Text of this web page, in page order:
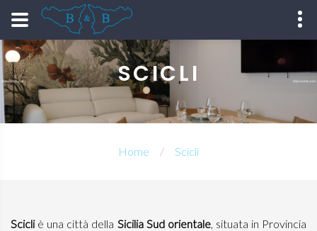
SCICLI
Home Scicli
Scicliè una città della Sicilia Sud orientale, situata in Provincia